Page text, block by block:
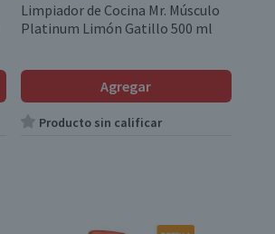
Limpiador de Cocina Mr. Músculo
Platinum Limón Gatillo 500 ml
Agregar
Producto sin calificar